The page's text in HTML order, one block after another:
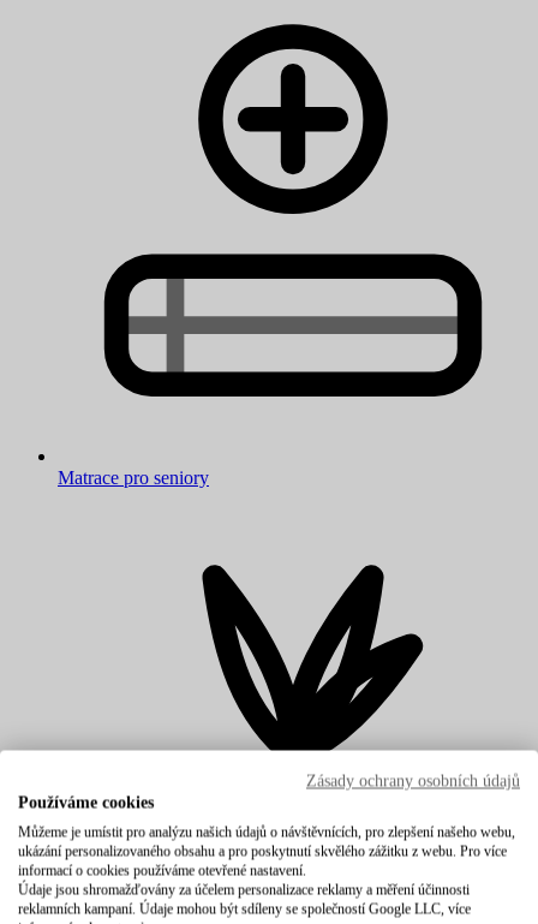
Matrace pro seniory
Zásady ochrany osobních údajů
Používáme cookies
Můžeme je umístit pro analýzu našich údajů o návštěvnících, pro zlepšení našeho webu,
ukázání personalizovaného obsahu a pro poskytnutí skvělého zážitku z webu. Pro více
informací o cookies používáme otevřené nastavení.
Údaje jsou shromažďovány za účelem personalizace reklamy a měření účinnosti
reklamních kampaní. Údaje mohou být sdíleny se společností Google LLC, více